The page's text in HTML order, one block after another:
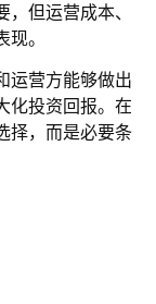
但运营成本、
。
运营方能够做出
化投资回报。在
择，而是必要条